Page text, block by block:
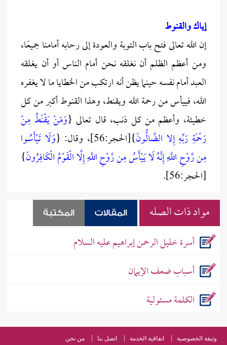
إياك والقنوط
إن الله تعالى فتح باب التوبة والعودة إلى رحابه أمامنا جميعًا،
ومن أعظم الظلم أن نغلقه نحن أمام الناس أو أن يغلقه
العبد أمام نفسه حينما يظن أنه ارتكب من الخطايا ما لا يغفره
الله، فييأس من رحمة الله ويقنط، وهذا القنوط أكبر من كل
خطيئة، وأعظم من كل ذنب، قال تعالى {وَمَنْ يَقْنَطُ مِنْ
رَحْمَةِ رَبِّهِ إِلا الضَّالُّونَ}[الحجر:56]، وقال: {
وَلَا تَيْأَسُوا
مِن رَّوْحِ اللَّهِ إِنَّهُ لَا يَيْأَسُ مِن رَّوْحِ اللَّهِ إِلَّا الْقَوْمُ الْكَافِرُونَ}
[الحجر:56].
مواد ذات الصله المقالات المكتبة
أسرة خليل الرحمن إبراهيم عليه السلام
أسباب ضعف الإيمان
الكلمة مسئولية
وثيقة الخصوصية اتفاقية الخدمة اتصل بنا من نحن